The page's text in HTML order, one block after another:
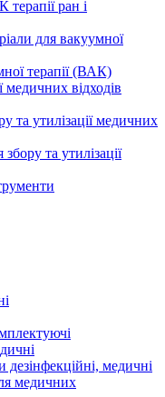
ран і
для вакуумної
терапії (ВАК)
медичних відходів
та утилізації медичних
та утилізації
медичні
медичних